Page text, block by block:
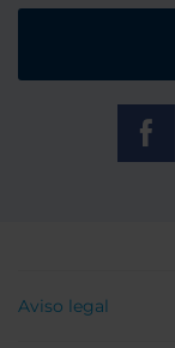
Aviso legal